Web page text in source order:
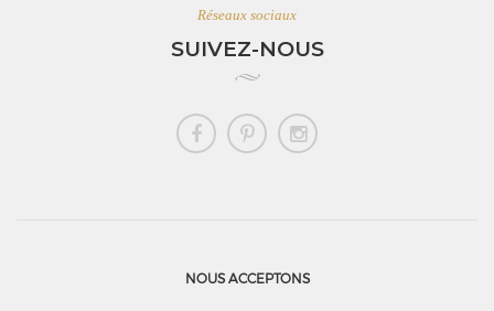
Réseaux sociaux
SUIVEZ-NOUS
NOUS ACCEPTONS